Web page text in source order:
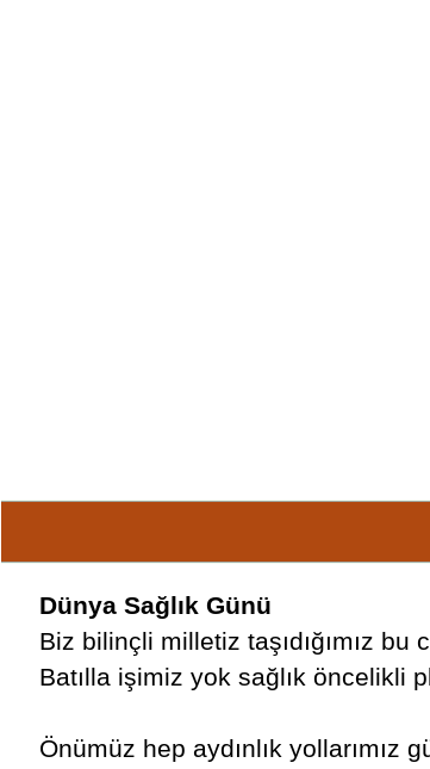
Dünya Sağlık Günü
Biz bilinçli milletiz taşıdığımız bu
Batılla işimiz yok sağlık öncelikli
Önümüz hep aydınlık yollarımız